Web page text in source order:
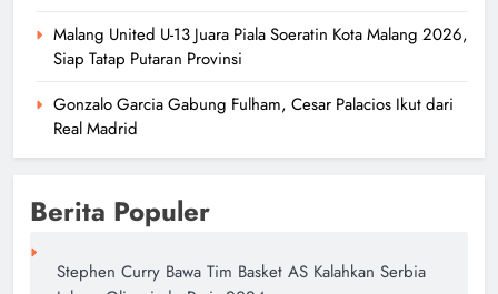
Soeratin Kota Malang 2026, Siap
Malang United U-13 Juara Piala Soeratin Kota Malang 2026,
Siap Tatap Putaran Provinsi
Gonzalo Garcia Gabung Fulham, Cesar Palacios Ikut dari
Real Madrid
Berita Populer
Stephen Curry Bawa Tim Basket AS Kalahkan Serbia